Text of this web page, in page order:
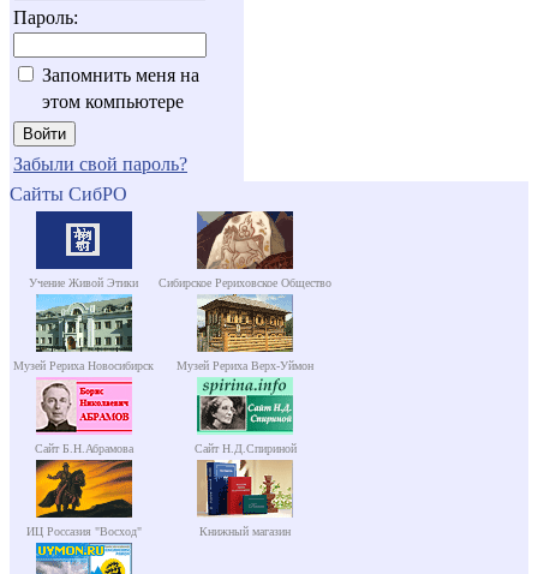
Пароль:
Запомнить меня на
этом компьютере
Забыли свой пароль?
Сайты СибРО
Учение Живой Этики Сибирское Рериховское Общество
Музей Рериха Новосибирск Музей Рериха Верх-Уймон
Сайт Б.Н.Абрамова Сайт Н.Д.Спириной
ИЦ Россазия "Восход" Книжный магазин